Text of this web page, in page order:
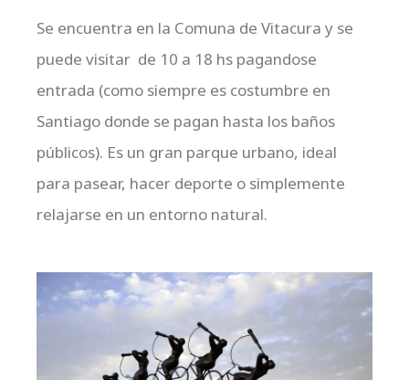
Se encuentra en la Comuna de Vitacura y se
puede visitar de 10 a 18 hs pagandose
entrada (como siempre es costumbre en
Santiago donde se pagan hasta los baños
públicos). Es un gran parque urbano, ideal
para pasear, hacer deporte o simplemente
relajarse en un entorno natural.